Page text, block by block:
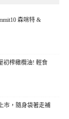
森咪特 &
初榨橄欖油! 輕食
市，隨身袋著走補